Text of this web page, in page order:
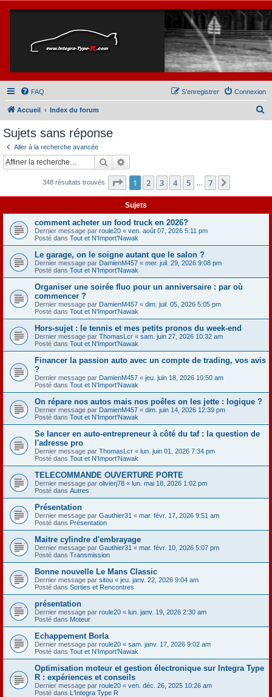
FAQ Connexion
S’enregistrer
Accueil Index du forum
c
Sujets sans réponse
Aller à la recherche avancée
Rechercher
348 résultats trouvés Page 1sur7
1 2 3 4 5 7
Sujets
comment acheter un food truck en 2026?
Dernier message par roule20 « ven. août 07, 2026 5:11 pm
Posté dans Tout et N'Import'Nawak
Le garage, on le soigne autant que le salon ?
Dernier message par DamienM457 « mer. juil. 29, 2026 9:08 pm
Posté dans Tout et N'Import'Nawak
Organiser une soirée fluo pour un anniversaire : par où
commencer ?
Dernier message par DamienM457 « dim. juil. 05, 2026 5:05 pm
Posté dans Tout et N'Import'Nawak
Hors-sujet : le tennis et mes petits pronos du week-end
Dernier message par ThomasLcr « sam. juin 27, 2026 10:32 am
Posté dans Tout et N'Import'Nawak
Financer la passion auto avec un compte de trading, vos avis
?
Dernier message par DamienM457 « jeu. juin 18, 2026 10:50 am
Posté dans Tout et N'Import'Nawak
On répare nos autos mais nos poêles on les jette : logique ?
Dernier message par DamienM457 « dim. juin 14, 2026 12:39 pm
Posté dans Tout et N'Import'Nawak
Se lancer en auto-entrepreneur à côté du taf : la question de
l'adresse pro
Dernier message par ThomasLcr « lun. juin 01, 2026 7:34 pm
Posté dans Tout et N'Import'Nawak
TELECOMMANDE OUVERTURE PORTE
Dernier message par olivierj78 « lun. mai 18, 2026 1:02 pm
Posté dans Autres
Présentation
Dernier message par Gauthier31 « mar. févr. 17, 2026 9:51 am
Posté dans Présentation
Maitre cylindre d'embrayage
Dernier message par Gauthier31 « mar. févr. 10, 2026 5:07 pm
Posté dans Transmission
Bonne nouvelle Le Mans Classic
Dernier message par sitou « jeu. janv. 22, 2026 9:04 am
Posté dans Sorties et Rencontres
présentation
Dernier message par roule20 « lun. janv. 19, 2026 2:30 am
Posté dans Moteur
Echappement Borla
Dernier message par roule20 « sam. janv. 17, 2026 9:02 am
Posté dans Tout et N'Import'Nawak
Optimisation moteur et gestion électronique sur Integra Type
R : expériences et conseils
Dernier message par roule20 « ven. déc. 26, 2025 10:26 am
Posté dans L'Integra Type R